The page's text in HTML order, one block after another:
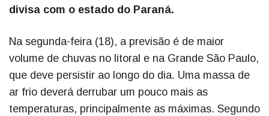
divisa com o estado do Paraná.
Na segunda-feira (18), a previsão é de maior
volume de chuvas no litoral e na Grande São Paulo,
que deve persistir ao longo do dia. Uma massa de
ar frio deverá derrubar um pouco mais as
temperaturas, principalmente as máximas. Segundo